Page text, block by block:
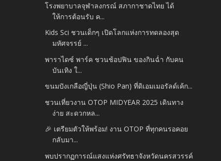
โรงพยาบาลจุฬาลงกรณ์ สภากาชาดไทย ได้
ให้การต้อนรับ ค...
Kids Sci ชวนเด็กๆ เปิดโลกแห่งการทดลองสุด
มหัศจรรย์ ...
พาราไดซ์ พาร์ค ชวนช้อปฟิน ของกินฉ่ำ กับคน
บันเทิง ใ...
ขนมปังเกลือญี่ปุ่น (Shio Pan) ที่ดิเอมเมอรัลด์เค้ก...
ชวนเที่ยวงาน OTOP MIDYEAR 2025 เดินทาง
ง่าย สะดวกหล...
🎉 เตรียมตัวให้พร้อม! งาน OTOP ที่ทุกคนรอคอย
กลับมา...
พบปรากฏการณ์แสงแห่งศรัทธาจังหวัดนครสวรรค์